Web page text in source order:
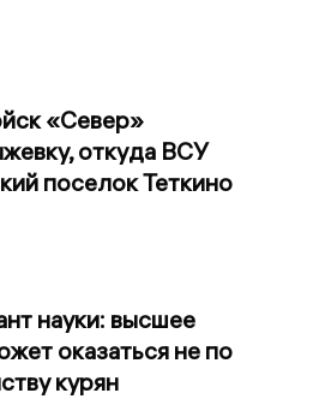
«Север»
откуда ВСУ
поселок Теткино
науки: высшее
оказаться не по
курян